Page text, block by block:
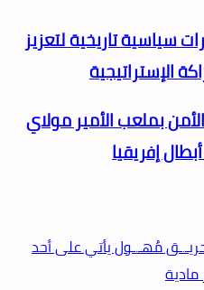
سياسية تاريخية لتعزيز
الإستراتيجية
بملعب الأمير مولاي
إفريقيا